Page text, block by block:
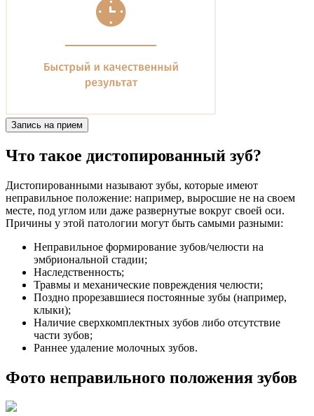
Запись на прием
Что такое дистопированный зуб?
Дистопированными называют зубы, которые имеют
неправильное положение: например, выросшие не на своем
месте, под углом или даже развернутые вокруг своей оси.
Причины у этой патологии могут быть самыми разными:
Неправильное формирование зубов/челюсти на
эмбриональной стадии;
Наследственность;
Травмы и механические повреждения челюсти;
Поздно прорезавшиеся постоянные зубы (например,
клыки);
Наличие сверхкомплектных зубов либо отсутствие
части зубов;
Раннее удаление молочных зубов.
Фото неправильного положения зубов